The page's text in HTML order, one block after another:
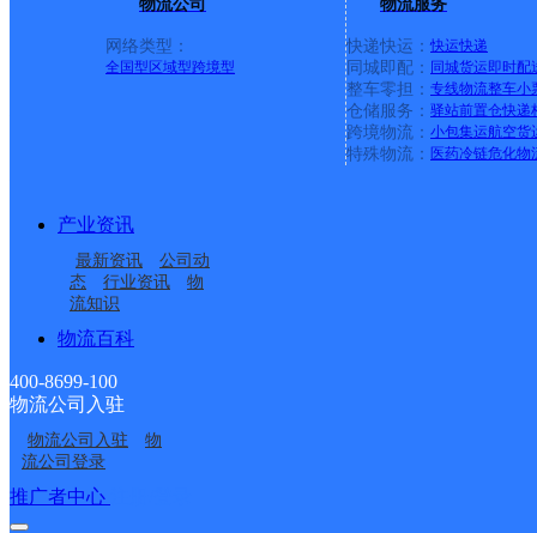
物流公司
网络类型：
全国型 区域型跨境型
物流服务
快递快运： 快运快递
同城即配： 同城货运即时配
整车零担： 专线物流整车小
仓储服务： 驿站前置仓快递
跨境物流： 小包集运航空货
特殊物流： 医药冷链危化物
产业资讯
最新资讯
公司动
态
行业资讯
物
流知识
物流百科
400-8699-100
物流公司入驻
物流公司入驻
物
流公司登录
推广者中心
新区 景观大道以南不派
镇、台子镇、码头镇、
镇、青阳镇、明集镇、
首页
<
1
>
尾页